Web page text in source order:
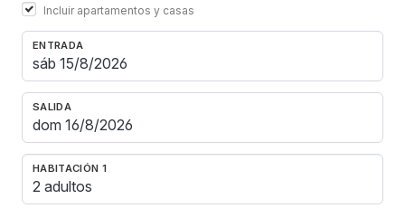
Incluir apartamentos y casas
ENTRADA
SALIDA
HABITACIÓN 1
2 adultos